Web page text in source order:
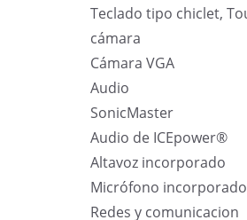
Teclado tipo chiclet,
cámara
Cámara VGA
Audio
SonicMaster
Audio de ICEpower®
Altavoz incorporado
Micrófono incorporado
Redes y comunicacion